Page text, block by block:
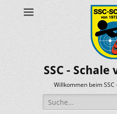
SSC - Schale
Willkommen beim SSC
Suche
nach: